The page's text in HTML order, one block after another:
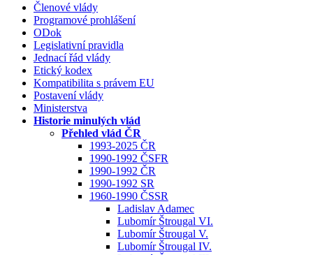
Členové vlády
Programové prohlášení
ODok
Legislativní pravidla
Jednací řád vlády
Etický kodex
Kompatibilita s právem EU
Postavení vlády
Ministerstva
Historie minulých vlád
Přehled vlád ČR
1993-2025 ČR
1990-1992 ČSFR
1990-1992 ČR
1990-1992 SR
1960-1990 ČSSR
Ladislav Adamec
Lubomír Štrougal VI.
Lubomír Štrougal V.
Lubomír Štrougal IV.